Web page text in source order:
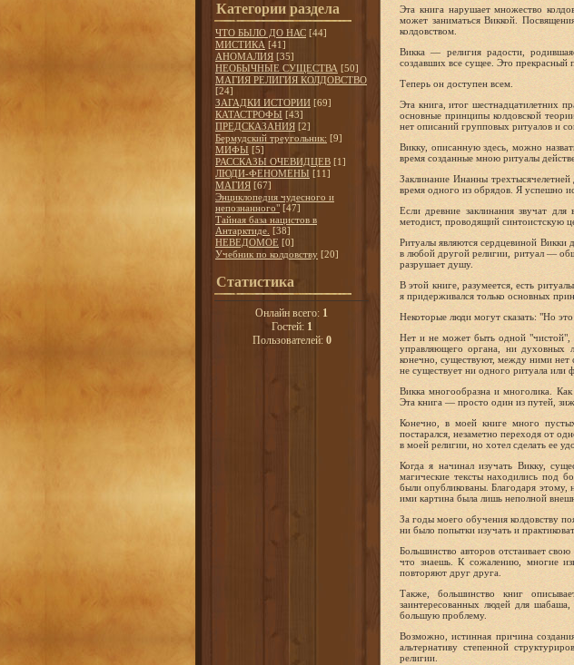
Категории раздела
ЧТО БЫЛО ДО НАС [44]
МИСТИКА [41]
АНОМАЛИЯ [35]
НЕОБЫЧНЫЕ СУЩЕСТВА [50]
МАГИЯ РЕЛИГИЯ КОЛДОВСТВО
[24]
ЗАГАДКИ ИСТОРИИ [69]
КАТАСТРОФЫ [43]
ПРЕДСКАЗАНИЯ [2]
Бермудский треугольник: [9]
МИФЫ [5]
РАССКАЗЫ ОЧЕВИДЦЕВ [1]
ЛЮДИ-ФЕНОМЕНЫ [11]
МАГИЯ [67]
Энциклопедия чудесного и
непознанного" [47]
Тайная база нацистов в
Антарктиде. [38]
НЕВЕДОМОЕ [0]
Учебник по колдовству [20]
Статистика
Онлайн всего: 1
Гостей: 1
Пользователей: 0
Эта книга нарушает множество
может заниматься Виккой.
колдовством.
Викка — религия радости,
создавших все сущее. Это прекрасный
Теперь он доступен всем.
Эта книга, итог шестнадцатилетних
основные принципы колдовской
нет описаний групповых ритуалов и
Викку, описанную здесь, можно
время созданные мною ритуалы
Заклинание Инанны
время одного из обрядов. Я успеш­но
Если древние заклинания звучат
методист, проводящий синтоистскую
Ритуалы являются сердцевиной
в любой другой религии, риту­ал —
разрушает душу.
В этой книге, разумеется, есть
я придерживался только основ­ных
Некоторые люди могут сказать: "Но
Нет и не может быть одной "чистой",
управляющего органа, ни духов­ных
конечно, существу­ют, между ними нет
не существует ни одного ритуала или
Викка многообразна и многолика.
Эта книга — просто один из путей,
Конечно, в моей книге много
постарался, незаметно переходя от
в моей религии, но хотел сделать ее
Когда я начинал изучать Викку,
магические тексты находились под
были опубликова­ны. Благодаря этому,
ими картина была лишь неполной
За годы моего обучения колдовству
ни было попытки изучать и
Большинство авторов отстаивает
что знаешь. К сожалению, мно­гие
повторяют друг друга.
Также, большинство книг
заинтересованных людей для шабаша,
большую проблему.
Возможно, истинная причина
альтернативу степенной
религии.